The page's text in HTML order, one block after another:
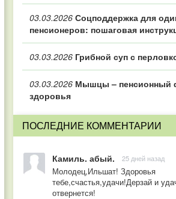
03.03.2026 Соцподдержка для
пенсионеров: пошаговая
03.03.2026 Грибной суп с
03.03.2026 Мышцы – пенсионный
здоровья
ПОСЛЕДНИЕ КОММЕНТАРИИ
Камиль. абый. 25 дней назад
Молодец,Ильшат! Здоровья
тебе,счастья,удачи!Дерзай и
отвернется!